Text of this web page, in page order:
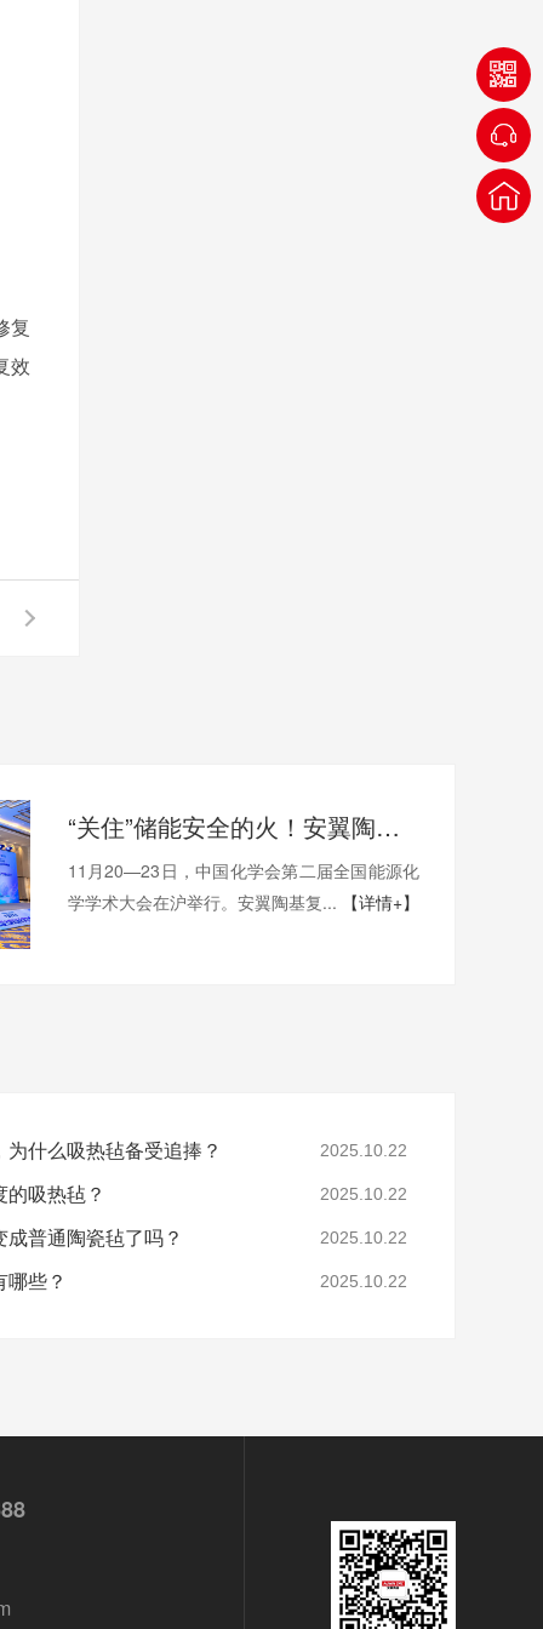
复
效
“关住”储能安全的火！安翼陶基携“中国方案”亮相全国能源化学大会
11月20—23日，中国化学会第二届全国能源化
学学术大会在沪举行。安翼陶基复...
【详情+】
什么吸热毡备受追捧？ 2025.10.22
吸热毡？ 2025.10.22
普通陶瓷毡了吗？ 2025.10.22
些？ 2025.10.22